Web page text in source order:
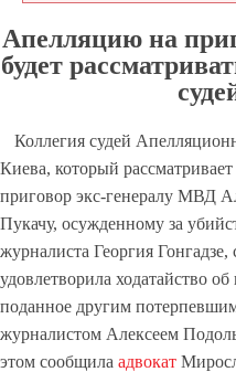
Апелляцию на
будет
Коллегия судей
Киева, который
приговор экс-генералу МВД
Пукачу, осужденному за
журналиста Георгия Гонгадзе,
удовлетворила ходатайство об
поданное другим
журналистом Алексеем
этом сообщила адвокат